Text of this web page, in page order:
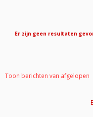
Er zijn geen resultaten
Toon berichten van afgelopen